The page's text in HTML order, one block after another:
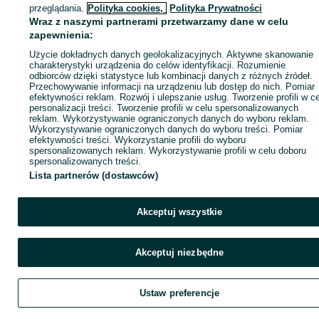
- podwójne zbrojenie
- duża odporność na obciążenia
- możliwość tworzenia długich odcinków dróg
- odporność na warunki atmosferyczne
- zastosowanie w małych i dużych realizacjach
- możliwość wykorzystania przy inwestycjach tymczasowych i
stałych
- możliwość demontażu i ponownego użycia w innym miejscu
PŁYTY DROGOWE DLA KLIENTÓW INDYWIDUALNYCH I FIRM
Klienci indywidualni wykorzystują płyty drogowe przy działkach,
gospodarstwach, podjazdach, budowie domu, dojazdach do
oraz utwardzaniu terenu pod sprzęt i pojazdy.
drogowe wykorzystują płyty MON do organizacji ruchu na placach
budowy oraz budowy trwałych nawierzchni technicznych.
Typowe zastosowania firmowe:
- bazy transportowe
103164707 Wyświetlenia:
Zadzwoń / SMS
przeglądania. Polityka cookies, Polityka Prywatności
Wraz z naszymi partnerami przetwarzamy dane w celu
zapewnienia:
Użycie dokładnych danych geolokalizacyjnych. Aktywne skanowanie
charakterystyki urządzenia do celów identyfikacji. Rozumienie
odbiorców dzięki statystyce lub kombinacji danych z różnych źródeł.
Przechowywanie informacji na urządzeniu lub dostęp do nich. Pomiar
efektywności reklam. Rozwój i ulepszanie usług. Tworzenie profili w
personalizacji treści. Tworzenie profili w celu spersonalizowanych
reklam. Wykorzystywanie ograniczonych danych do wyboru reklam.
Wykorzystywanie ograniczonych danych do wyboru treści. Pomiar
efektywności treści. Wykorzystanie profili do wyboru
spersonalizowanych reklam. Wykorzystywanie profili w celu doboru
spersonalizowanych treści.
Lista partnerów (dostawców)
Akceptuj wszystkie
Akceptuj niezbędne
Ustaw preferencje